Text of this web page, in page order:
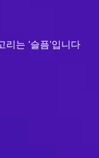
리는 '슬픔'입니다